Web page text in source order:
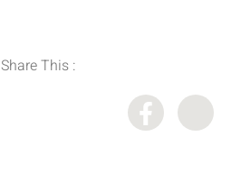
Share This :